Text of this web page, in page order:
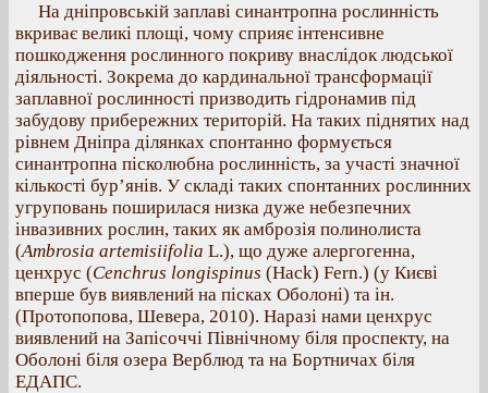
На дніпровській заплаві синантропна рослинність
вкриває великі площі, чому сприяє інтенсивне
пошкодження рослинного покриву внаслідок людської
діяльності. Зокрема до кардинальної трансформації
заплавної рослинності призводить гідронамив під
забудову прибережних територій. На таких піднятих над
рівнем Дніпра ділянках спонтанно формується
синантропна пісколюбна рослинність, за участі значної
кількості бур’янів. У складі таких спонтанних рослинних
угруповань поширилася низка дуже небезпечних
інвазивних рослин, таких як амброзія полинолиста
(Ambrosia artemisiifolia L.), що дуже алергогенна,
ценхрус (Cenchrus longispinus (Hack) Fern.) (у Києві
вперше був виявлений на пісках Оболоні) та ін.
(Протопопова, Шевера, 2010). Наразі нами ценхрус
виявлений на Запісоччі Північному біля проспекту, на
Оболоні біля озера Верблюд та на Бортничах біля
ЕДАПС.